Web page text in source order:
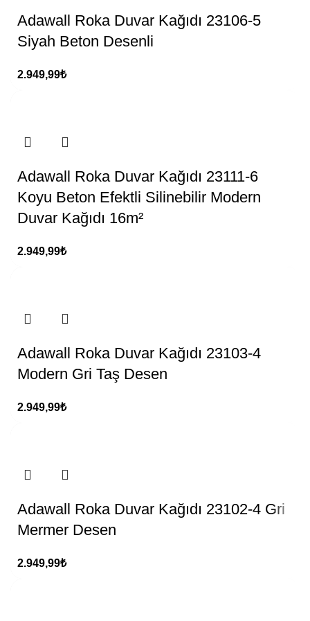
Adawall Roka Duvar Kağıdı 23106-5
Siyah Beton Desenli
2.949,99₺
Adawall Roka Duvar Kağıdı 23111-6
Koyu Beton Efektli Silinebilir Modern
Duvar Kağıdı 16m²
2.949,99₺
Adawall Roka Duvar Kağıdı 23103-4
Modern Gri Taş Desen
2.949,99₺
Adawall Roka Duvar Kağıdı 23102-4 Gri
Mermer Desen
2.949,99₺